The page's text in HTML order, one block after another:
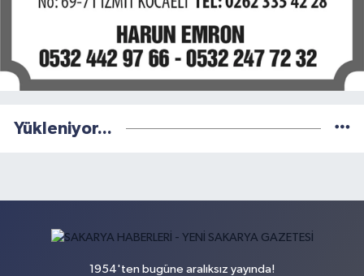
Yükleniyor...
1954'ten bugüne aralıksız yayında!